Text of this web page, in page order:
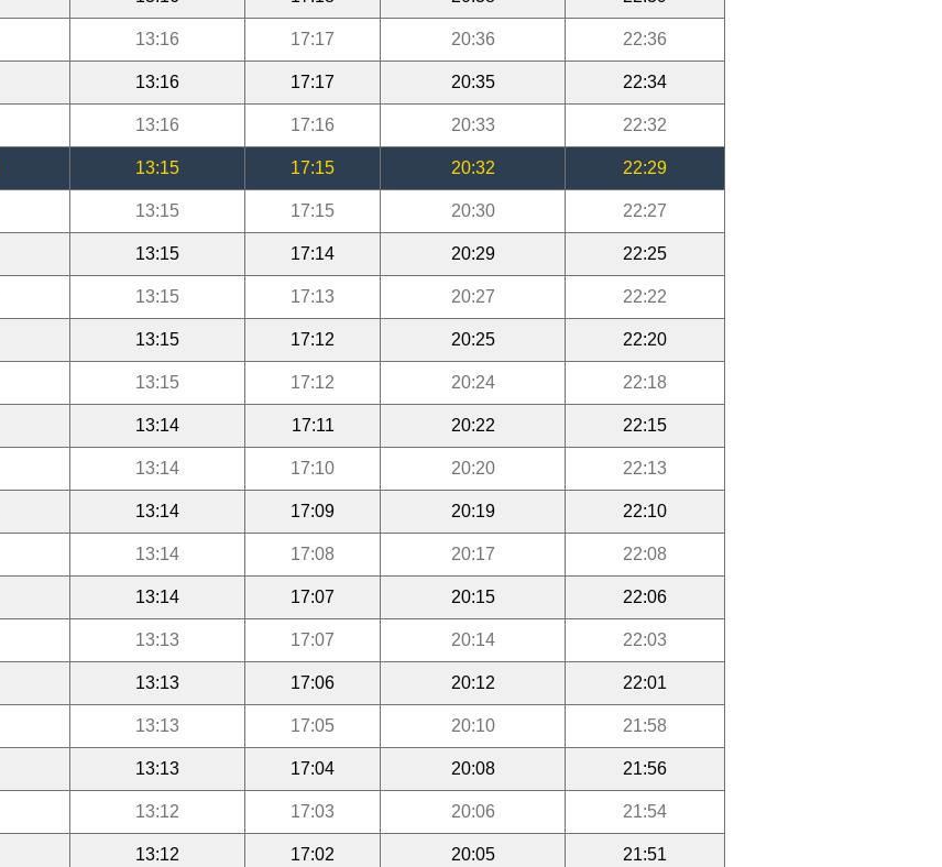
13:16 17:17 20:36 22:36
13:16 17:17 20:35 22:34
13:16 17:16 20:33 22:32
13:15 17:15 20:32 22:29
13:15 17:15 20:30 22:27
13:15 17:14 20:29 22:25
13:15 17:13 20:27 22:22
13:15 17:12 20:25 22:20
13:15 17:12 20:24 22:18
13:14 17:11 20:22 22:15
13:14 17:10 20:20 22:13
13:14 17:09 20:19 22:10
13:14 17:08 20:17 22:08
13:14 17:07 20:15 22:06
13:13 17:07 20:14 22:03
13:13 17:06 20:12 22:01
13:13 17:05 20:10 21:58
13:13 17:04 20:08 21:56
13:12 17:03 20:06 21:54
13:12 17:02 20:05 21:51